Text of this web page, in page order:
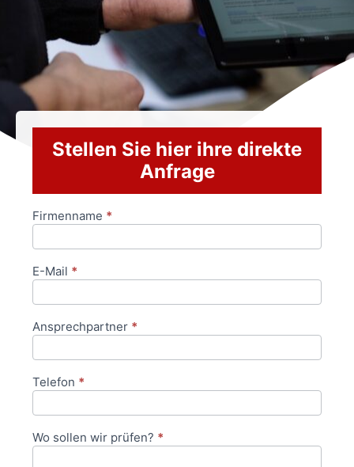
Stellen Sie hier ihre direkte
Anfrage
Anfrageformular
Firmenname *
E-Mail *
Ansprechpartner *
Telefon *
Wo sollen wir prüfen? *